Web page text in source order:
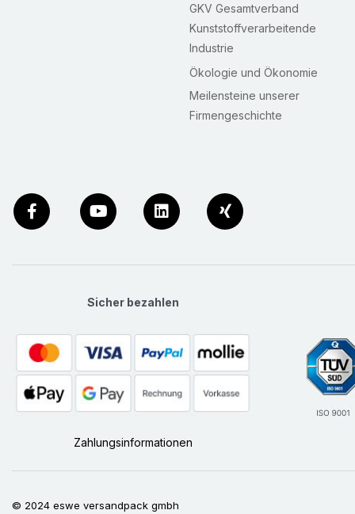
GKV Gesamtverband
Kunststoffverarbeitende
Industrie
Ökologie und Ökonomie
Meilensteine unserer
Firmengeschichte
Sicher bezahlen
Zahlungsinformationen
© 2024 eswe versandpack gmbh